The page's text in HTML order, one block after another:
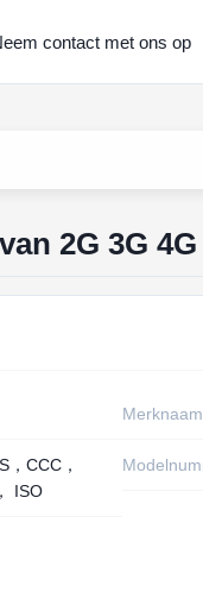
contact met ons op
2G 3G 4G
，CCC，
ISO